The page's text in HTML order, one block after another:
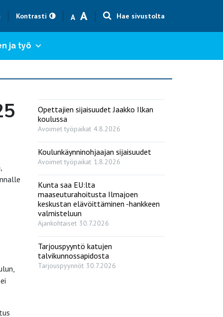
Kontrasti A
Text size smaller
AText size bigger
Hae sivustolta
ja työ
Opettajien sijaisuudet Jaakko Ilkan
koulussa
Avoimet työpaikat 4.8.2026
Koulunkäynninohjaajan sijaisuudet
Avoimet työpaikat 1.8.2026
Kunta saa EU:lta
maaseuturahoitusta Ilmajoen
keskustan elävöittäminen -hankkeen
valmisteluun
Ajankohtaiset 30.7.2026
Tarjouspyyntö katujen
talvikunnossapidosta
Tarjouspyynnöt 30.7.2026